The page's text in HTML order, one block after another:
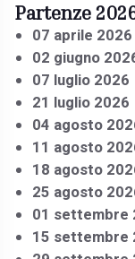
Partenze
07 aprile 2026
02 giugno
07 luglio 2026
21 luglio 2026
04 agosto
11 agosto
18 agosto
25 agosto
01 settembre
15 settembre